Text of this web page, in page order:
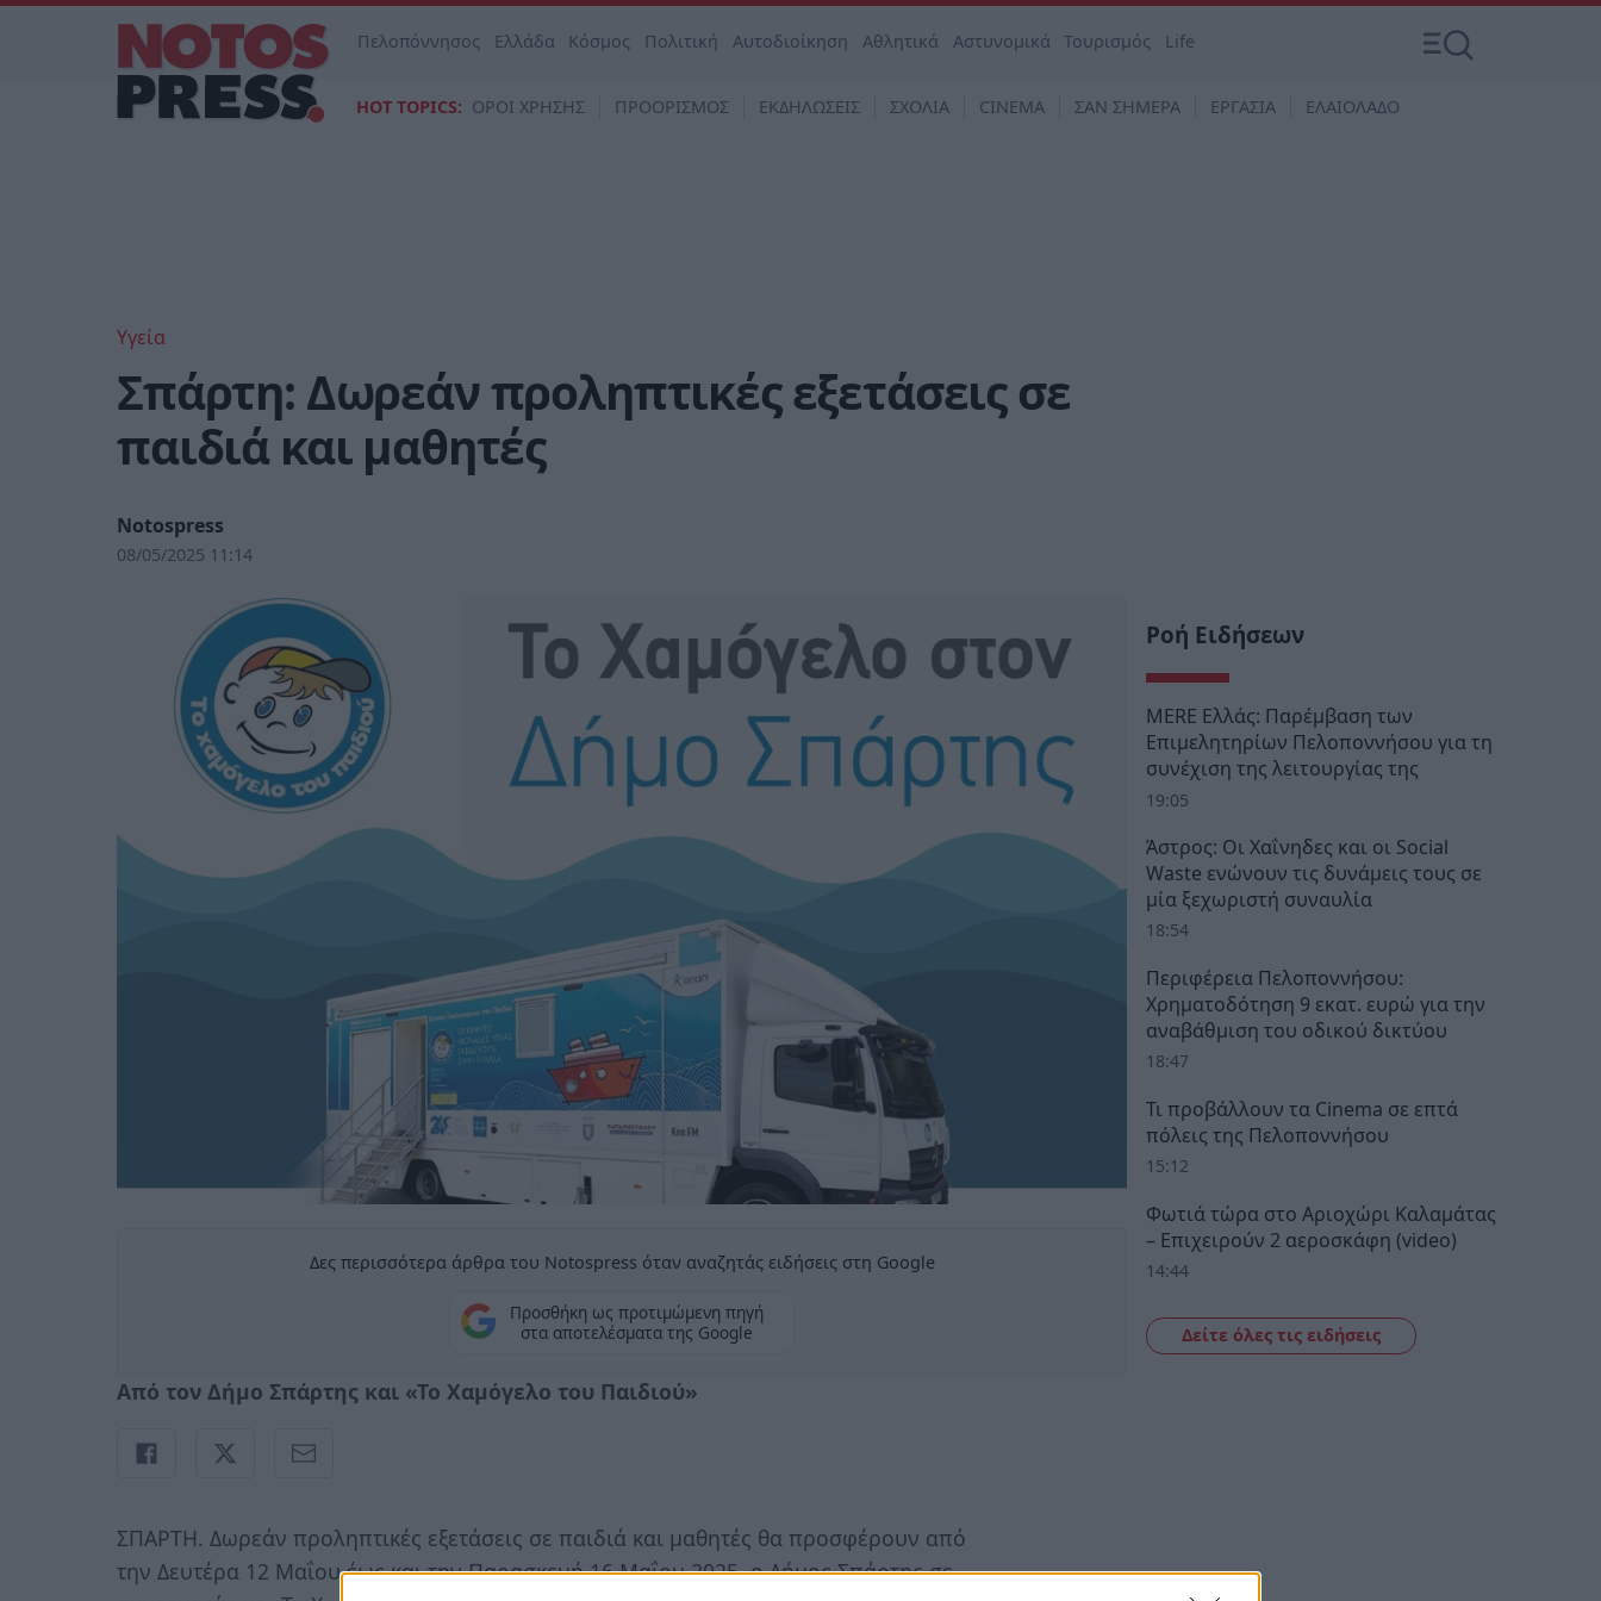
Πελοπόννησος Ελλάδα Κόσμος Πολιτική Αυτοδιοίκηση Αθλητικά Αστυνομικά Τουρισμός Life
HOT TOPICS: ΟΡΟΙ ΧΡΗΣΗΣ ΠΡΟΟΡΙΣΜΟΣ ΕΚΔΗΛΩΣΕΙΣ ΣΧΟΛΙΑ CINEMA ΣΑΝ ΣΗΜΕΡΑ ΕΡΓΑΣΙΑ ΕΛΑΙΟΛΑΔΟ
Υγεία
Σπάρτη: Δωρεάν προληπτικές εξετάσεις σε
παιδιά και μαθητές
Notospress
08/05/2025 11:14
Δες περισσότερα άρθρα του Notospress όταν αναζητάς ειδήσεις στη Google
Προσθήκη ως προτιμώμενη πηγή
στα αποτελέσματα της Google
Από τον Δήμο Σπάρτης και «Το Χαμόγελο του Παιδιού»
ΣΠΑΡΤΗ. Δωρεάν προληπτικές εξετάσεις σε παιδιά και μαθητές θα προσφέρουν από
την Δευτέρα 12 Μαΐου έως και την Παρασκευή 16 Μαΐου 2025, ο Δήμος Σπάρτης σε
Ροή Ειδήσεων
MERE Ελλάς: Παρέμβαση των
Επιμελητηρίων Πελοποννήσου για τη
συνέχιση της λειτουργίας της
19:05
Άστρος: Οι Χαΐνηδες και οι Social
Waste ενώνουν τις δυνάμεις τους σε
μία ξεχωριστή συναυλία
18:54
Περιφέρεια Πελοποννήσου:
Χρηματοδότηση 9 εκατ. ευρώ για την
αναβάθμιση του οδικού δικτύου
18:47
Τι προβάλλουν τα Cinema σε επτά
πόλεις της Πελοποννήσου
15:12
Φωτιά τώρα στο Αριοχώρι Καλαμάτας
– Επιχειρούν 2 αεροσκάφη (video)
14:44
Δείτε όλες τις ειδήσεις